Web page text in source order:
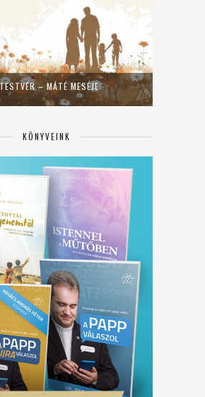
– MÁTÉ MESÉJE
KÖNYVEINK